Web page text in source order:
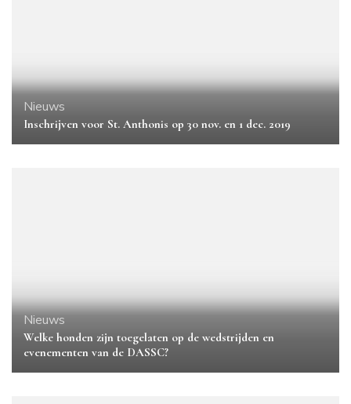
Nieuws
Inschrijven voor St. Anthonis op 30 nov. en 1 dec. 2019
Nieuws
Welke honden zijn toegelaten op de wedstrijden en
evenementen van de DASSC?